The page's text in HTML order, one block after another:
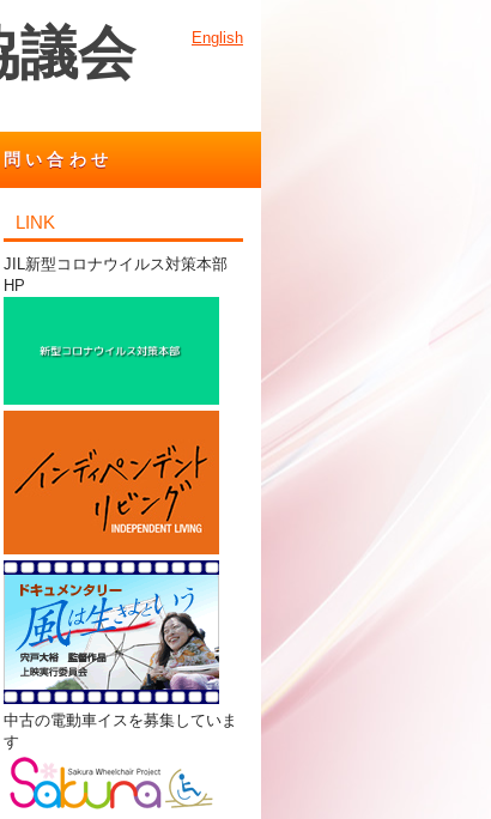
議会 English
問い合わせ
LINK
JIL新型コロナウイルス対策本部
HP
中古の電動車イスを募集していま
す